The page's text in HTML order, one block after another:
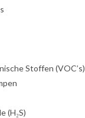
Stoffen (VOC’s)
(H₂S)